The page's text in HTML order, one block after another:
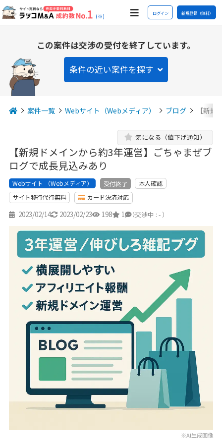
(※) ログイン 新規登録（無料）
この案件は交渉の受付を終了しています。
条件の近い案件を探す
案件一覧 Webサイト（Webメディア） ブログ 【新
【新規ドメインから約3年運営】ごちゃまぜブ
ログで成長見込みあり
気になる（値下げ通知）
Webサイト （Webメディア） 受付終了
本人確認
サイト移行代行無料
カード決済対応
2023/02/14 2023/02/23 198 1 -
（交渉中 : - ）
※AI生成画像